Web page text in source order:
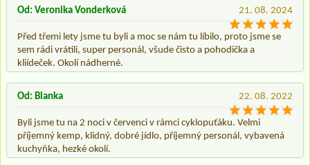
21. 08. 2024
Od: Veronika Vonderková
Před třemi lety jsme tu byli a moc se nám tu líbilo, proto jsme se
sem rádi vrátili, super personál, všude čisto a pohodička a
kliídeček. Okolí nádherné.
22. 08. 2022
Od: Blanka
Byli jsme tu na 2 noci v červenci v rámci cyklopuťáku. Velmi
příjemný kemp, klidný, dobré jídlo, příjemný personál, vybavená
kuchyňka, hezké okolí.